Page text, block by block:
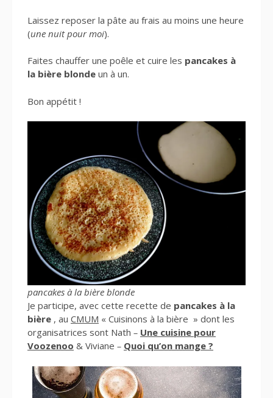
Laissez reposer la pâte au frais au moins une heure
(une nuit pour moi).
Faites chauffer une poêle et cuire les pancakes à
la bière blonde un à un.
Bon appétit !
pancakes à la bière blonde
Je participe, avec cette recette de pancakes à la
bière , au CMUM « Cuisinons à la bière » dont les
organisatrices sont Nath – Une cuisine pour
Voozenoo & Viviane – Quoi qu’on mange ?